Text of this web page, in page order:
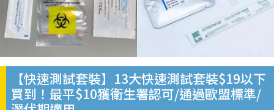
【快速測試套裝】13大快速測試套裝$19以下
買到！最平$10獲衛生署認可/通過歐盟標準/